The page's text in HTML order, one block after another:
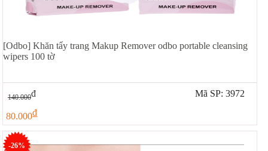
[Odbo] Khăn tẩy trang Makup Remover odbo portable cleansing
wipers 100 tờ
140.000đ
80.000đ
Mã SP: 3972
-26%